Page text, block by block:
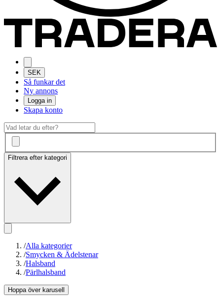
SEK
Så funkar det
Ny annons
Logga in
Skapa konto
Filtrera efter kategori
/Alla kategorier
/Smycken & Ädelstenar
/Halsband
/Pärlhalsband
Hoppa över karusell